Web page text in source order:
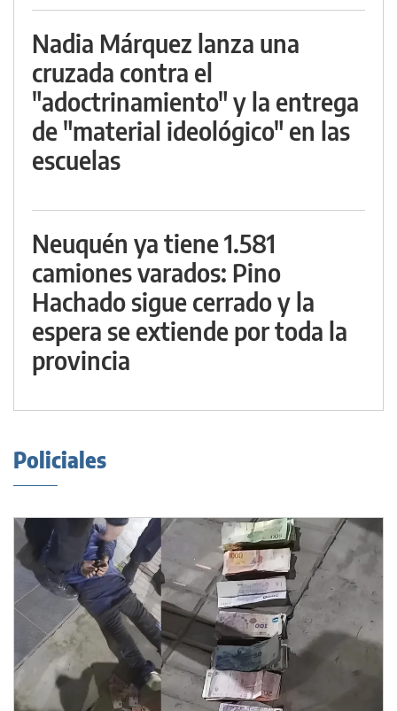
Nadia Márquez lanza una
cruzada contra el
"adoctrinamiento" y la entrega
de "material ideológico" en las
escuelas
Neuquén ya tiene 1.581
camiones varados: Pino
Hachado sigue cerrado y la
espera se extiende por toda la
provincia
Policiales